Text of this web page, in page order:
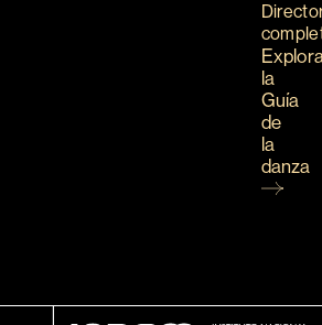
la
Guía
de
la
danza